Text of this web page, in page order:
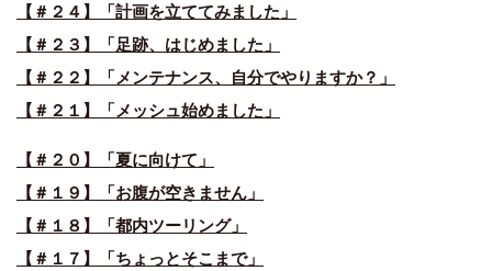
【＃２４】「計画を立ててみました」
【＃２３】「足跡、はじめました」
【＃２２】「メンテナンス、自分でやりますか？」
【＃２１】「メッシュ始めました」
【＃２０】「夏に向けて」
【＃１９】「お腹が空きません」
【＃１８】「都内ツーリング」
【＃１７】「ちょっとそこまで」